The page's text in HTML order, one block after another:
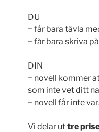
DU
− får bara tävla
− får bara skriva
DIN
− novell kommer
som inte vet ditt
− novell får inte
Vi delar uttre